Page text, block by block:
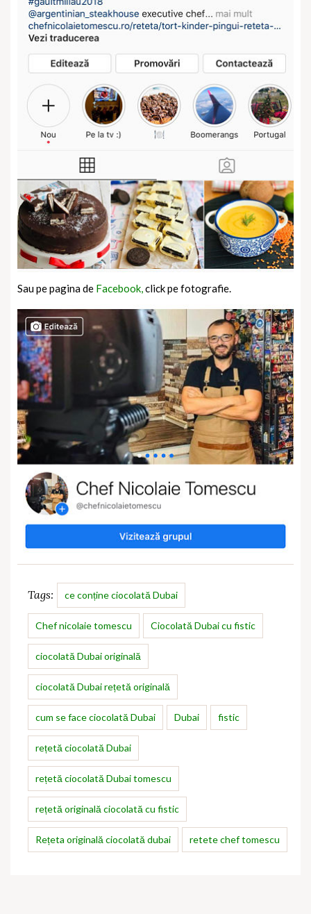
Sau pe pagina de Facebook,click pe fotografie.
Tags: ce conține ciocolată Dubai
Chef nicolaie tomescu Ciocolată Dubai cu fistic
ciocolată Dubai originală
ciocolată Dubai rețetă originală
cum se face ciocolată Dubai Dubai fistic
rețetă ciocolată Dubai
rețetă ciocolată Dubai tomescu
rețetă originală ciocolată cu fistic
Rețeta originală ciocolată dubai retete chef tomescu